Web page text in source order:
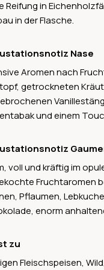
für seinen
– kraftvolle
wird mit
Roséwein abgerundet. Ein
der Kellerei in
das Zertifikat
nachhaltig in den
Reifung in
in der Flasche.
Nase
Aromen nach
getrockneten
und einem
voll und kräftig im
Fruchtaromen
Pflaumen,
enorm
zu
Fleischspeisen,